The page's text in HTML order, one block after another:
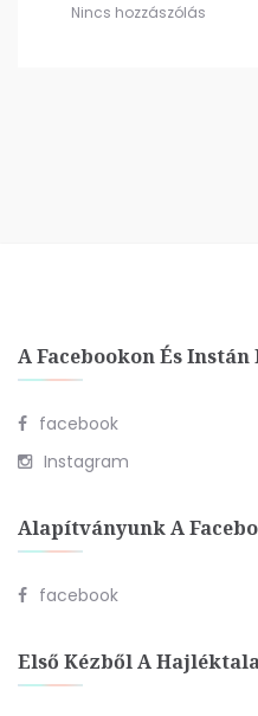
Nincs hozzászólás
A Facebookon És
facebook
Instagram
Alapítványunk A
facebook
Első Kézből A